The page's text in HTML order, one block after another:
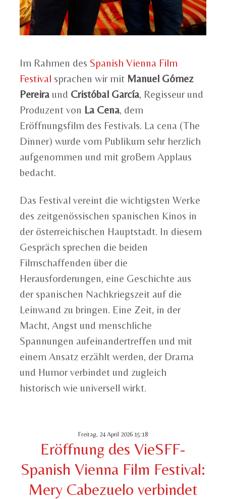
Im Rahmen des Spanish Vienna Film
Festival sprachen wir mit Manuel Gómez
Pereira und Cristóbal García, Regisseur und
Produzent von La Cena, dem
Eröffnungsfilm des Festivals. La cena (The
Dinner) wurde vom Publikum sehr herzlich
aufgenommen und mit großem Applaus
bedacht.
Das Festival vereint die wichtigsten Werke
des zeitgenössischen spanischen Kinos in
der österreichischen Hauptstadt. In diesem
Gespräch sprechen die beiden
Filmschaffenden über die
Herausforderungen, eine Geschichte aus
der spanischen Nachkriegszeit auf die
Leinwand zu bringen. Eine Zeit, in der
Macht, Angst und menschliche
Spannungen aufeinandertreffen und mit
einem Ansatz erzählt werden, der Drama
und Humor verbindet und zugleich
historisch wie universell wirkt.
Freitag, 24 April 2026 15:18
Eröffnung des VieSFF-
Spanish Vienna Film Festival:
Mery Cabezuelo verbindet